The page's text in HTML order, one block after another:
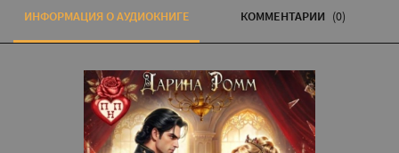
ИНФОРМАЦИЯ О АУДИОКНИГЕ КОММЕНТАРИИ (0)